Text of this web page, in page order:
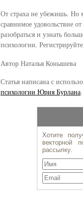
От страха не убежишь. Но
сравнимое удовольствие
разобраться и узнать
психологии.
Автор Наталья Конышева
Статья написана с
психологии Юрия Бурлана.